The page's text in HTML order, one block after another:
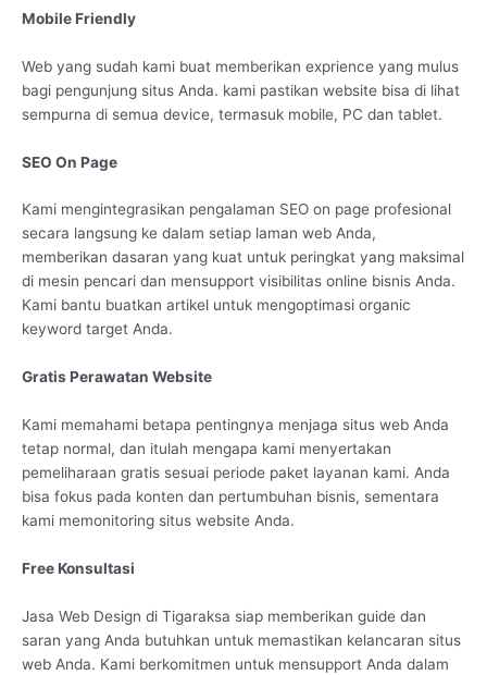
Mobile Friendly
Web yang sudah kami buat memberikan exprience yang mulus
bagi pengunjung situs Anda. kami pastikan website bisa di lihat
sempurna di semua device, termasuk mobile, PC dan tablet.
SEO On Page
Kami mengintegrasikan pengalaman SEO on page profesional
secara langsung ke dalam setiap laman web Anda,
memberikan dasaran yang kuat untuk peringkat yang maksimal
di mesin pencari dan mensupport visibilitas online bisnis Anda.
Kami bantu buatkan artikel untuk mengoptimasi organic
keyword target Anda.
Gratis Perawatan Website
Kami memahami betapa pentingnya menjaga situs web Anda
tetap normal, dan itulah mengapa kami menyertakan
pemeliharaan gratis sesuai periode paket layanan kami. Anda
bisa fokus pada konten dan pertumbuhan bisnis, sementara
kami memonitoring situs website Anda.
Free Konsultasi
Jasa Web Design di Tigaraksa siap memberikan guide dan
saran yang Anda butuhkan untuk memastikan kelancaran situs
web Anda. Kami berkomitmen untuk mensupport Anda dalam